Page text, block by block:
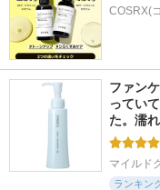
COSRX(
ファン
ってい
た。濡
マイルド
ランキン